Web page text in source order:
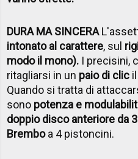
DURA MA SINCERA
intonato al carattere, sul
modo il mono). I precisini,
ritagliarsi in un paio di clic
Quando si tratta di
sono potenza e
doppio disco anteriore da
Bremboa 4 pistoncini.